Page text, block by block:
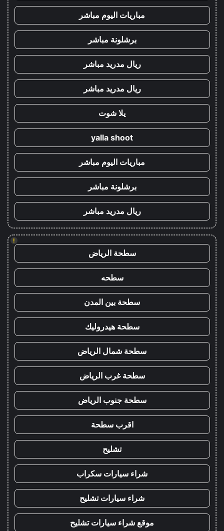
مباريات اليوم مباشر
برشلونة مباشر
ريال مدريد مباشر
ريال مدريد مباشر
يلا شوت
yalla shoot
مباريات اليوم مباشر
برشلونة مباشر
ريال مدريد مباشر
!
سطحة الرياض
سطحه
سطحة بين المدن
سطحة هيدروليك
سطحة شمال الرياض
سطحة غرب الرياض
سطحة جنوب الرياض
اقرب سطحة
تشليح
شراء سيارات سكراب
شراء سيارات تشليح
موقع شراء سيارات تشليح